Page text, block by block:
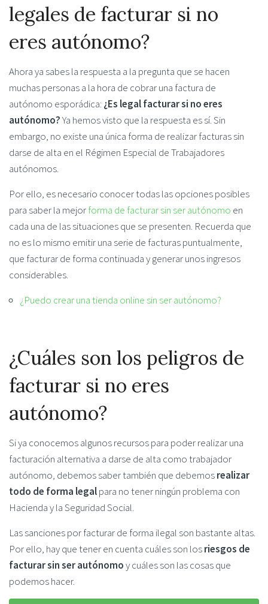
legales de facturar si no
eres autónomo?
Ahora ya sabes la respuesta a la pregunta que se hacen
muchas personas a la hora de cobrar una factura de
autónomo esporádica: ¿Es legal facturar si no eres
autónomo?Ya hemos visto que la respuesta es sí. Sin
embargo, no existe una única forma de realizar facturas sin
darse de alta en el Régimen Especial de Trabajadores
autónomos.
Por ello, es necesario conocer todas las opciones posibles
para saber la mejorforma de facturar sin ser autónomo en
cada una de las situaciones que se presenten. Recuerda que
no es lo mismo emitir una serie de facturas puntualmente,
que facturar de forma continuada y generar unos ingresos
considerables.
¿Puedo crear una tienda online sin ser autónomo?
¿Cuáles son los peligros de
facturar si no eres
autónomo?
Si ya conocemos algunos recursos para poder realizar una
facturación alternativa a darse de alta como trabajador
autónomo, debemos saber también que debemosrealizar
todo de forma legalpara no tener ningún problema con
Hacienda y la Seguridad Social.
Las sanciones por facturar de forma ilegal son bastante altas.
Por ello, hay que tener en cuenta cuáles son losriesgos de
facturar sin ser autónomoy cuáles son las cosas que
podemos hacer.